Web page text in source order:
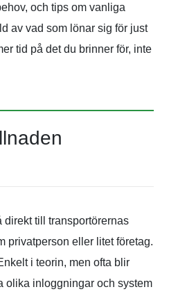
och tips om vanliga
av vad som lönar sig för just
tid på det du brinner för, inte
direkt till transportörernas
privatperson eller litet företag.
i teorin, men ofta blir
olika inloggningar och system